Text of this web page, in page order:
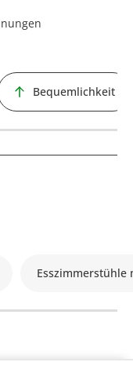
Bequemlichkeit
Esszimmerstühle